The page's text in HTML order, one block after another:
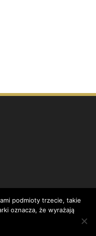
podmioty trzecie, takie
oznacza, że wyrażają